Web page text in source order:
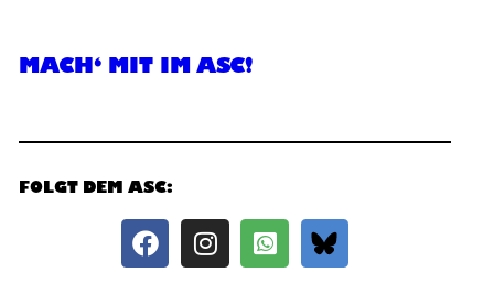
MACH‘ MIT IM ASC!
FOLGT DEM ASC: